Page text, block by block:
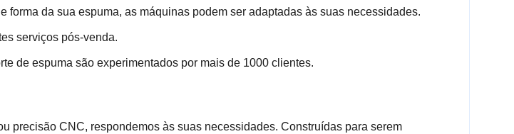
forma da sua espuma, as máquinas podem ser adaptadas às suas necessidades.
serviços pós-venda.
de espuma são experimentados por mais de 1000 clientes.
precisão CNC, respondemos às suas necessidades. Construídas para serem